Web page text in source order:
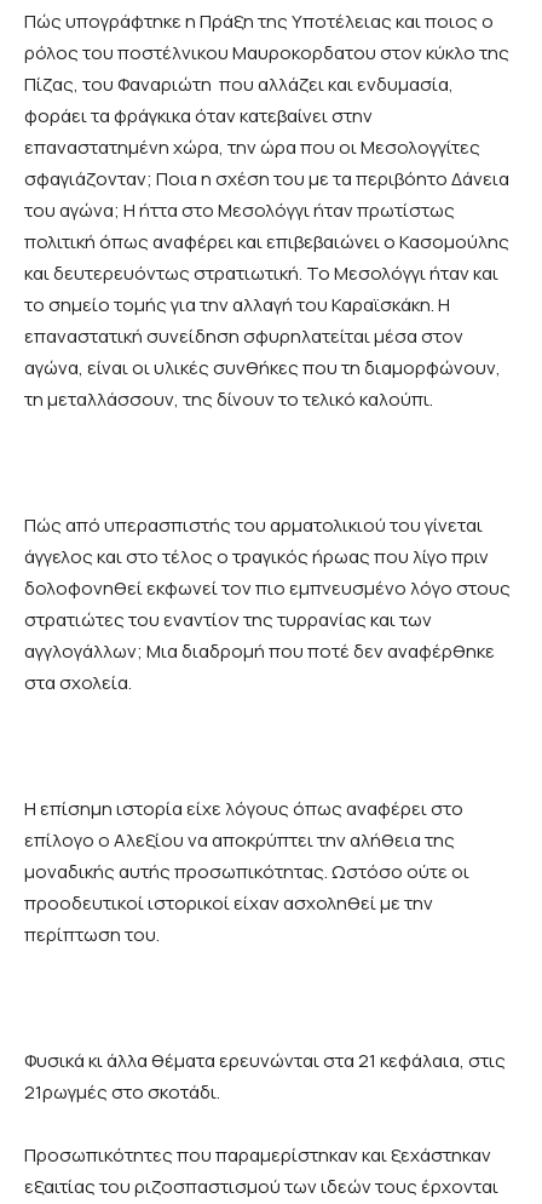
Πώς υπογράφτηκε η Πράξη της Υποτέλειας και ποιος ο
ρόλος του ποστέλνικου Μαυροκορδατου στον κύκλο της
Πίζας, του Φαναριώτη που αλλάζει και ενδυμασία,
φοράει τα φράγκικα όταν κατεβαίνει στην
επαναστατημένη χώρα, την ώρα που οι Μεσολογγίτες
σφαγιάζονταν; Ποια η σχέση του με τα περιβόητο Δάνεια
του αγώνα; Η ήττα στο Μεσολόγγι ήταν πρωτίστως
πολιτική όπως αναφέρει και επιβεβαιώνει ο Κασομούλης
και δευτερευόντως στρατιωτική. Το Μεσολόγγι ήταν και
το σημείο τομής για την αλλαγή του Καραϊσκάκη. Η
επαναστατική συνείδηση σφυρηλατείται μέσα στον
αγώνα, είναι οι υλικές συνθήκες που τη διαμορφώνουν,
τη μεταλλάσσουν, της δίνουν το τελικό καλούπι.
Πώς από υπερασπιστής του αρματολικιού του γίνεται
άγγελος και στο τέλος ο τραγικός ήρωας που λίγο πριν
δολοφονηθεί εκφωνεί τον πιο εμπνευσμένο λόγο στους
στρατιώτες του εναντίον της τυρρανίας και των
αγγλογάλλων; Μια διαδρομή που ποτέ δεν αναφέρθηκε
στα σχολεία.
Η επίσημη ιστορία είχε λόγους όπως αναφέρει στο
επίλογο ο Αλεξίου να αποκρύπτει την αλήθεια της
μοναδικής αυτής προσωπικότητας. Ωστόσο ούτε οι
προοδευτικοί ιστορικοί είχαν ασχοληθεί με την
περίπτωση του.
Φυσικά κι άλλα θέματα ερευνώνται στα 21 κεφάλαια, στις
21ρωγμές στο σκοτάδι.
Προσωπικότητες που παραμερίστηκαν και ξεχάστηκαν
εξαιτίας του ριζοσπαστισμού των ιδεών τους έρχονται